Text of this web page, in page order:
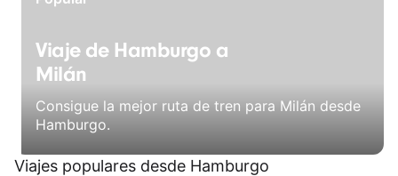
Viaje de Hamburgo a
Milán
Consigue la mejor ruta de tren para Milán desde
Hamburgo.
Viajes populares desde Hamburgo